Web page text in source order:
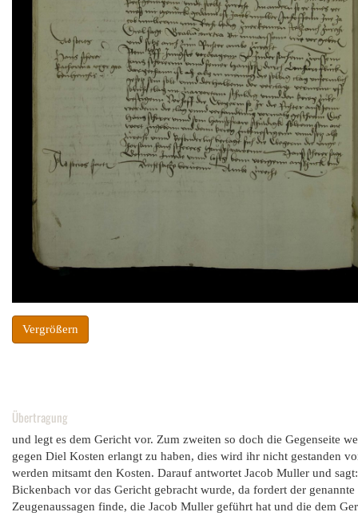
Vergrößern
Übertragung
und legt es dem Gericht vor. Zum zweiten so doch die Gegenseite
gegen Diel Kosten erlangt zu haben, dies wird ihr nicht gestanden
werden mitsamt den Kosten. Darauf antwortet Jacob Muller und
Bickenbach vor das Gericht gebracht wurde, da fordert der
Zeugenaussagen finde, die Jacob Muller geführt hat und die dem